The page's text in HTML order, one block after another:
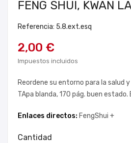
FENG SHUI, KWAN
Referencia: 5.8.ext.esq
2,00 €
Impuestos incluidos
Reordene su entorno para la salud
TApa blanda, 170 pág. buen estado.
Enlaces directos: FengShui +
Cantidad